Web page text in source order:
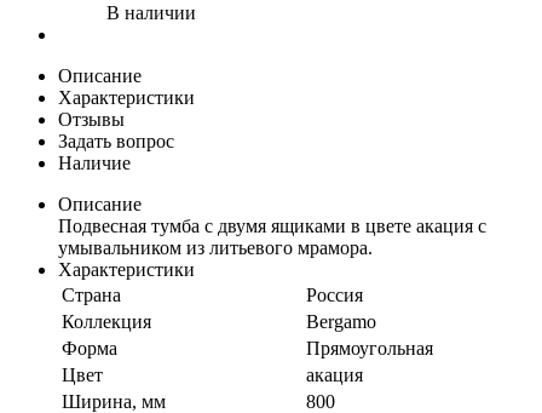
В наличии
Описание
Характеристики
Отзывы
Задать вопрос
Наличие
Описание
Подвесная тумба с двумя ящиками в цвете акация с
умывальником из литьевого мрамора.
Характеристики
Страна
Россия
Коллекция
Bergamo
Форма
Прямоугольная
Цвет
акация
Ширина, мм
800